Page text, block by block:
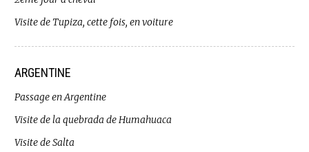
Visite de Tupiza, cette fois, en voiture
ARGENTINE
Passage en Argentine
Visite de la quebrada de Humahuaca
Visite de Salta